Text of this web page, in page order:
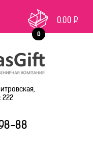
0
0.00 Р
222
88